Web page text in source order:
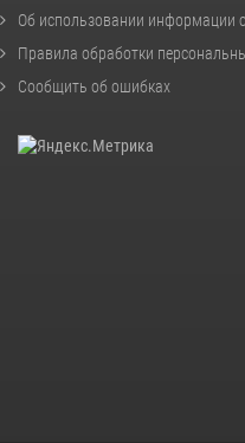
Об использовании информации
Правила обработки
Сообщить об ошибках